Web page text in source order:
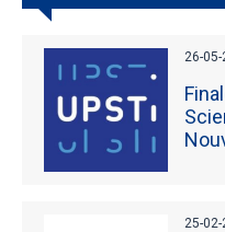
26-05-
25-02-